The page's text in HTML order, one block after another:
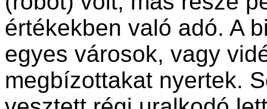
értékekben való adó. A
egyes városok, vagy
megbízottakat nyertek.